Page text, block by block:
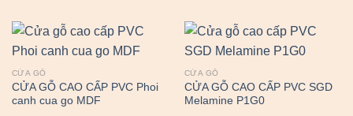
CỬA GỖ
CỬA GỖ CAO CẤP PVC Phoi
canh cua go MDF
CỬA GỖ
CỬA GỖ CAO CẤP PVC SGD
Melamine P1G0